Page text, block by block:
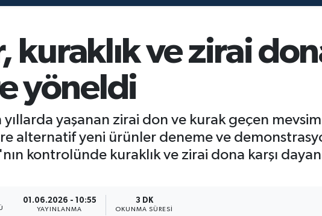
kuraklık ve zirai
yöneldi
yıllarda yaşanan zirai don ve kurak geçen
alternatif yeni ürünler deneme ve
kontrolünde kuraklık ve zirai dona karşı
01.06.2026 - 10:55
YAYINLANMA
3 DK
OKUNMA SÜRESI